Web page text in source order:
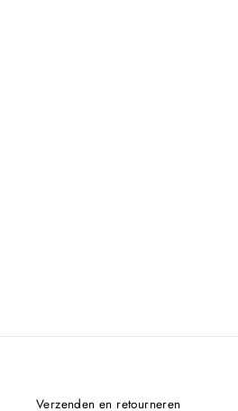
Verzenden en retourneren